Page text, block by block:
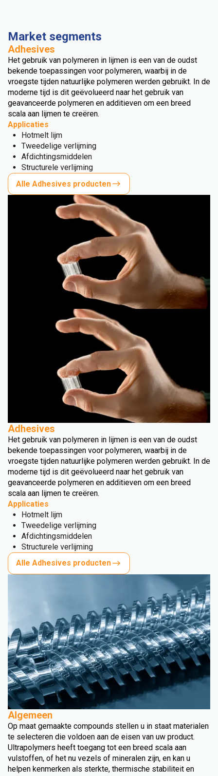
Market segments
Adhesives
Het gebruik van polymeren in lijmen is een van de oudst
bekende toepassingen voor polymeren, waarbij in de
vroegste tijden natuurlijke polymeren werden gebruikt. In de
moderne tijd is dit geëvolueerd naar het gebruik van
geavanceerde polymeren en additieven om een breed
scala aan lijmen te creëren.
Applicaties
Hotmelt lijm
Tweedelige verlijming
Afdichtingsmiddelen
Structurele verlijming
Alle Adhesives producten
Adhesives
Het gebruik van polymeren in lijmen is een van de oudst
bekende toepassingen voor polymeren, waarbij in de
vroegste tijden natuurlijke polymeren werden gebruikt. In de
moderne tijd is dit geëvolueerd naar het gebruik van
geavanceerde polymeren en additieven om een breed
scala aan lijmen te creëren.
Applicaties
Hotmelt lijm
Tweedelige verlijming
Afdichtingsmiddelen
Structurele verlijming
Alle Adhesives producten
Algemeen
Op maat gemaakte compounds stellen u in staat materialen
te selecteren die voldoen aan de eisen van uw product.
Ultrapolymers heeft toegang tot een breed scala aan
vulstoffen, of het nu vezels of mineralen zijn, en kan u
helpen kenmerken als sterkte, thermische stabiliteit en